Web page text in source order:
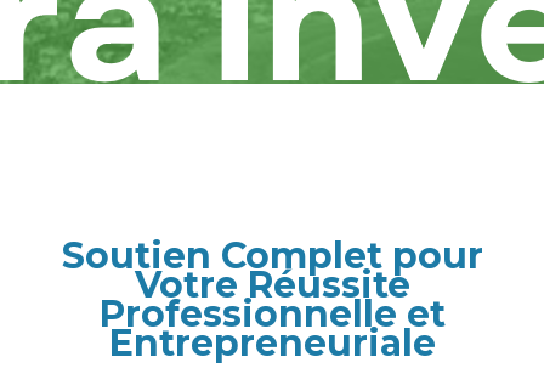
Soutien Complet pour
Votre Réussite
Professionnelle et
Entrepreneuriale